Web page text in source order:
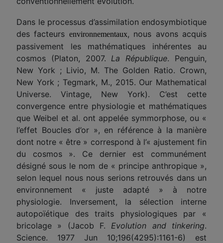
Dans le processus d’assimilation endosymbiotique
des facteurs environnementaux, nous avons acquis
passivement les mathématiques inhérentes au
cosmos (Platon, 2007. La République. Penguin,
New York ; Livio, M. The Golden Ratio. Crown,
New York ; Tegmark, M., 2015. Our Mathematical
Universe. Vintage, New York). C’est cette
convergence entre physiologie et mathématiques
que Weibel et al. ont appelée symmorphose, ou «
l’effet Boucles d’or », en référence à la manière
dont notre « être » correspond à l’« ajustement fin
du cosmos ». Ce dernier est communément
désigné sous le nom de « principe anthropique »,
selon lequel nous nous serions retrouvés dans un
environnement « juste adapté » à notre
physiologie. Inversement, la sélection interne
autopoïétique destraits physiologiques par «
bricolage » (Jacob F. Evolution and tinkering.
Science. 1977 Jun 10;196(4295):1161-6) est